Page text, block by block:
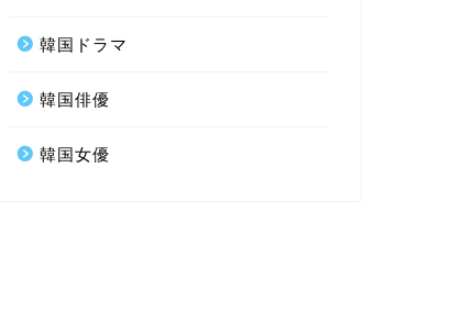
韓国ドラマ
韓国俳優
韓国女優